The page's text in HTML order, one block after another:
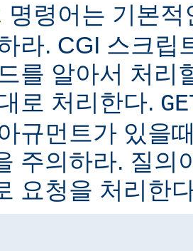
명령어는 기본
라. CGI 스크립
를 알아서 처리
로 처리한다.
규먼트가 있을
주의하라. 질의
요청을 처리한